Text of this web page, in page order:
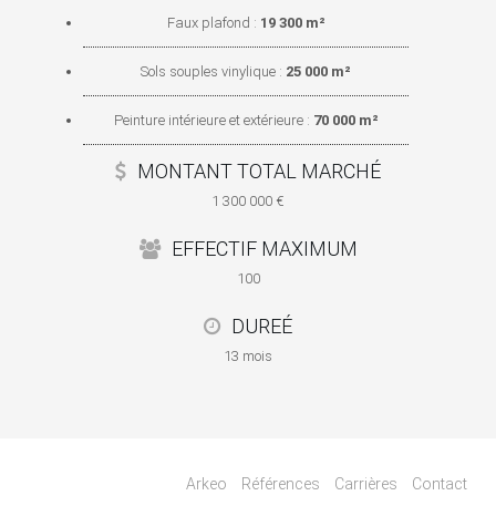
Faux plafond : 19 300 m²
Sols souples vinylique : 25 000 m²
Peinture intérieure et extérieure : 70 000 m²
MONTANT TOTAL MARCHÉ
1 300 000 €
EFFECTIF MAXIMUM
100
DUREÉ
13 mois
Arkeo Références Carrières Contact